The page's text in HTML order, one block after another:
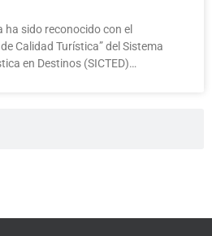
ha sido reconocido con el
Calidad Turística” del Sistema
en Destinos (SICTED)…